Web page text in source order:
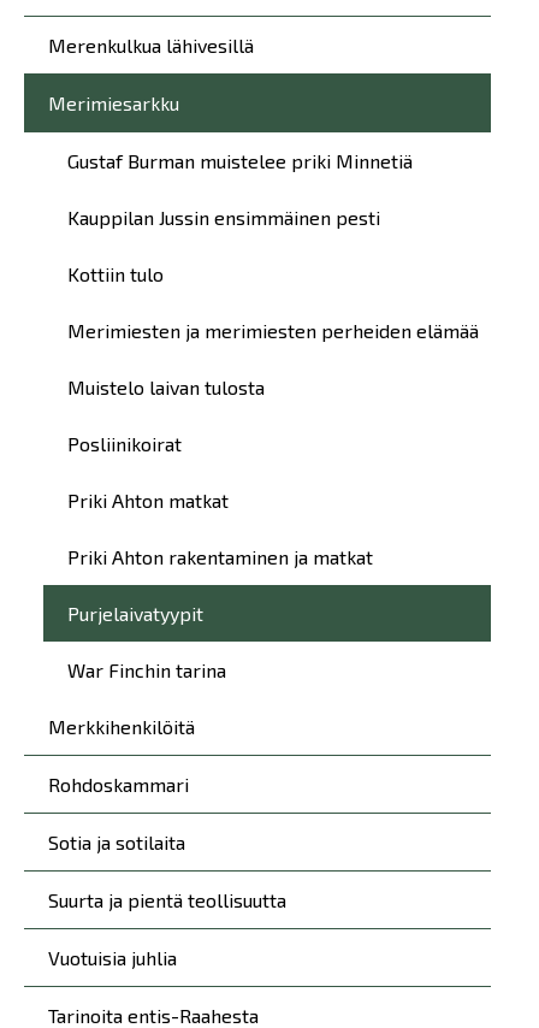
Merenkulkua lähivesillä
Merimiesarkku
Gustaf Burman muistelee priki Minnetiä
Kauppilan Jussin ensimmäinen pesti
Kottiin tulo
Merimiesten ja merimiesten perheiden elämää
Muistelo laivan tulosta
Posliinikoirat
Priki Ahton matkat
Priki Ahton rakentaminen ja matkat
Purjelaivatyypit
War Finchin tarina
Merkkihenkilöitä
Rohdoskammari
Sotia ja sotilaita
Suurta ja pientä teollisuutta
Vuotuisia juhlia
Tarinoita entis-Raahesta